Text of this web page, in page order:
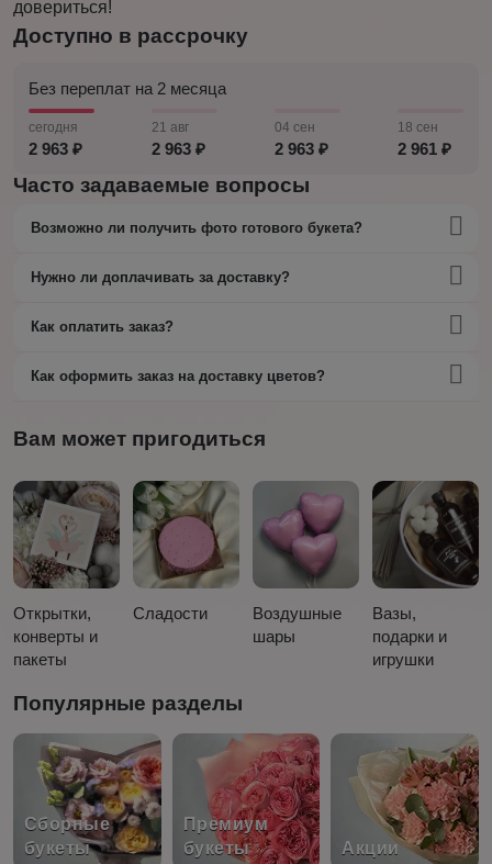
довериться!
Доступно в рассрочку
Без переплат на 2 месяца
сегодня
2 963 ₽
21 авг
2 963 ₽
04 сен
2 963 ₽
18 сен
2 961 ₽
Часто задаваемые вопросы
Возможно ли получить фото готового букета?
Нужно ли доплачивать за доставку?
Как оплатить заказ?
Как оформить заказ на доставку цветов?
Вам может пригодиться
Открытки,
конверты и
пакеты
Сладости
Воздушные
шары
Вазы,
подарки и
игрушки
Популярные разделы
Сборные
букеты
Премиум
букеты
Акции